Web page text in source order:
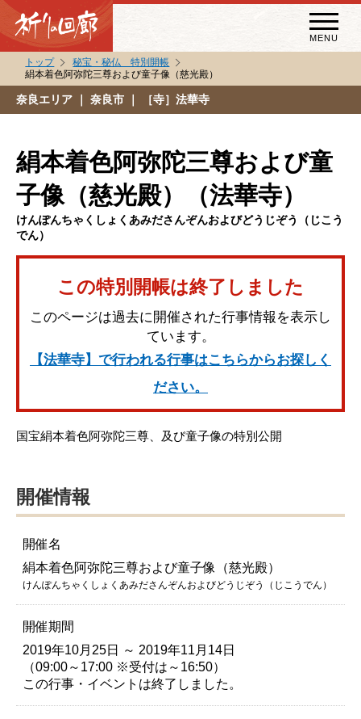
MENU
秘宝・秘仏特別開帳
祈りの回廊コラム
トップ
秘宝・秘仏 特別開帳
絹本着色阿弥陀三尊および童子像（慈光殿）
奈良エリア ｜ 奈良市 ｜ ［寺］法華寺
絹本着色阿弥陀三尊および童
子像（慈光殿）（法華寺）
けんぽんちゃくしょくあみださんぞんおよびどうじぞう（じこう
でん）
この特別開帳は終了しました
このページは過去に開催された行事情報を表示し
ています。
【法華寺】で行われる行事はこちらからお探しく
ださい。
国宝絹本着色阿弥陀三尊、及び童子像の特別公開
開催情報
開催名
絹本着色阿弥陀三尊および童子像（慈光殿）
けんぽんちゃくしょくあみださんぞんおよびどうじぞう（じこうでん）
開催期間
2019年10月25日 ～ 2019年11月14日
（09:00～17:00 ※受付は～16:50）
この行事・イベントは終了しました。